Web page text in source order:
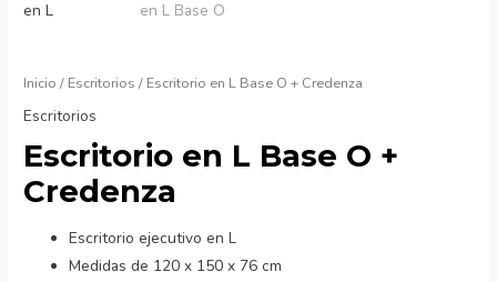
Inicio / Escritorios / Escritorio en L Base O + Credenza
Escritorios
Escritorio en L Base O +
Credenza
Escritorio ejecutivo en L
Medidas de 120 x 150 x 76 cm